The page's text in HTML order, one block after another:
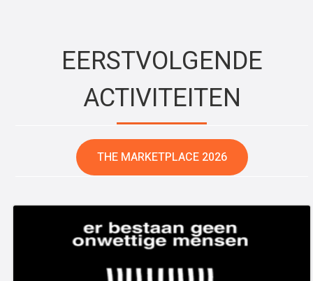
EERSTVOLGENDE
ACTIVITEITEN
THE MARKETPLACE 2026